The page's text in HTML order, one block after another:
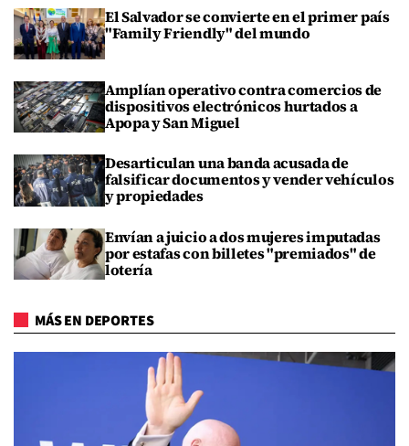
El Salvador se convierte en el primer país
"Family Friendly" del mundo
Amplían operativo contra comercios de
dispositivos electrónicos hurtados a
Apopa y San Miguel
Desarticulan una banda acusada de
falsificar documentos y vender vehículos
y propiedades
Envían a juicio a dos mujeres imputadas
por estafas con billetes "premiados" de
lotería
MÁS EN DEPORTES